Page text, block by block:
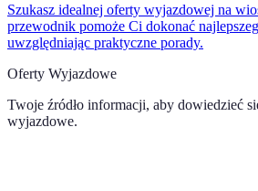
Szukasz idealnej oferty wyjazdowej na
przewodnik pomoże Ci dokonać
uwzględniając praktyczne porady.
Oferty Wyjazdowe
Twoje źródło informacji, aby dowiedzieć
wyjazdowe.